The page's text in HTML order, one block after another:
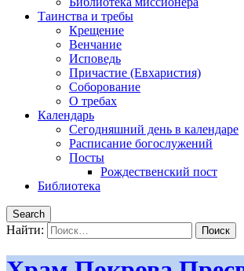
Таинства и требы
Крещение
Венчание
Исповедь
Причастие (Евхаристия)
Соборование
О требах
Календарь
Сегодняшний день в календаре
Расписание богослужений
Посты
Рождественский пост
Библиотека
Search
Найти: